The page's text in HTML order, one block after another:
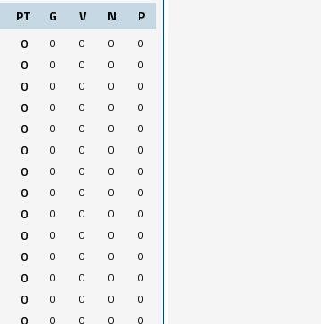
PT G V N P
0 0 0 0
0
0 0 0 0
0
0 0 0 0
0
0 0 0 0
0
0 0 0 0
0
0 0 0 0
0
0 0 0 0
0
0 0 0 0
0
0 0 0 0
0
0 0 0 0
0
0 0 0 0
0
0 0 0 0
0
0 0 0 0
0
0 0 0 0 0